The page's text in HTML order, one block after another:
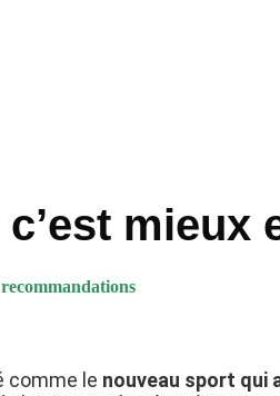
mieux
comme le nouveau sport qui